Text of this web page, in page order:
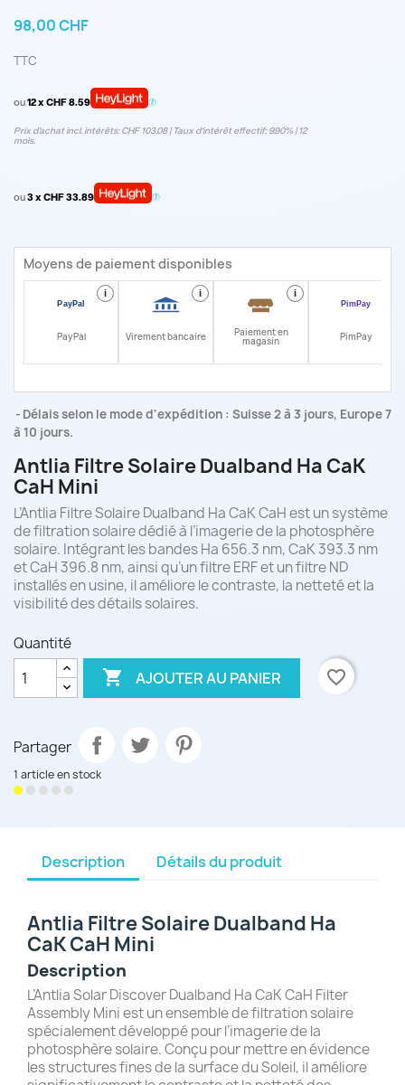
98,00 CHF
TTC
ou12 x CHF 8.59
Prix d’achat incl. intérêts: CHF 103.08 | Taux d‘intérêt effectif: 9.90% | 12
mois.
ou3 x CHF 33.89
Moyens de paiement disponibles
i
PayPal
i
Virement bancaire
i
Paiement en
magasin PimPay
Délais selon le mode d'expédition : Suisse 2 à 3 jours, Europe 7
à 10 jours.
Antlia Filtre Solaire Dualband Ha CaK
CaH Mini
L’Antlia Filtre Solaire Dualband Ha CaK CaH est un système
de filtration solaire dédié à l’imagerie de la photosphère
solaire. Intégrant les bandes Ha 656.3 nm, CaK 393.3 nm
et CaH 396.8 nm, ainsi qu’un filtre ERF et un filtre ND
installés en usine, il améliore le contraste, la netteté et la
visibilité des détails solaires.
Quantité
 AJOUTER AU PANIER favorite_border
Partager
1 article en stock
Description Détails du produit
Antlia Filtre Solaire Dualband Ha
CaK CaH Mini
Description
L’Antlia Solar Discover Dualband Ha CaK CaH Filter
Assembly Mini est un ensemble de filtration solaire
spécialement développé pour l’imagerie de la
photosphère solaire. Conçu pour mettre en évidence
les structures fines de la surface du Soleil, il améliore